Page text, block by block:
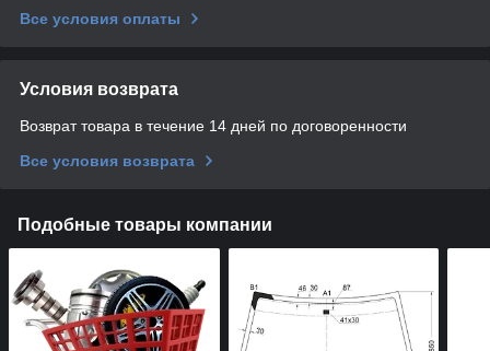
Все условия оплаты
Условия возврата
Возврат товара в течение 14 дней по договоренности
Все условия возврата
Подобные товары компании